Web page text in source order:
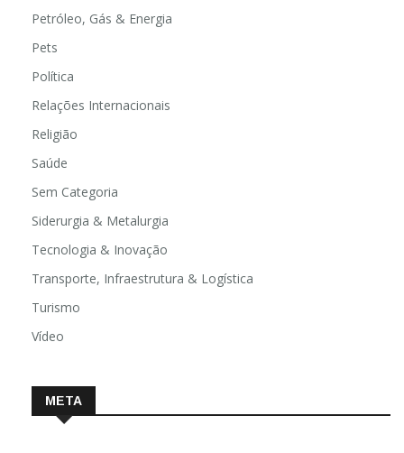
Petróleo, Gás & Energia
Pets
Política
Relações Internacionais
Religião
Saúde
Sem Categoria
Siderurgia & Metalurgia
Tecnologia & Inovação
Transporte, Infraestrutura & Logística
Turismo
Vídeo
META